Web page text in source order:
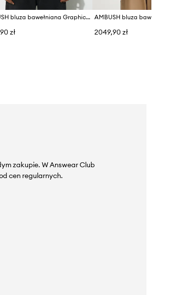
AMBUSH bluza bawełniana Graphic Crewneck Insignia
zł 2049,90 zł
zakupie. W Answear Club
cen regularnych.